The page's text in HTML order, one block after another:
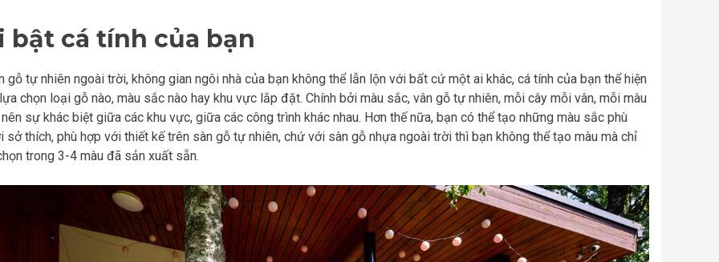
bật cá tính của bạn
gỗ tự nhiên ngoài trời, không gian ngôi nhà của bạn không thể lẫn lộn với bất cứ một ai khác, cá tính của bạn thể hiện
chọn loại gỗ nào, màu sắc nào hay khu vực lắp đặt. Chính bởi màu sắc, vân gỗ tự nhiên, mỗi cây mỗi vân, mỗi màu
sự khác biệt giữa các khu vực, giữa các công trình khác nhau. Hơn thế nữa, bạn có thể tạo những màu sắc phù
sở thích, phù hợp với thiết kế trên sàn gỗ tự nhiên, chứ với sàn gỗ nhựa ngoài trời thì bạn không thể tạo màu mà chỉ
trong 3-4 màu đã sản xuất sẵn.